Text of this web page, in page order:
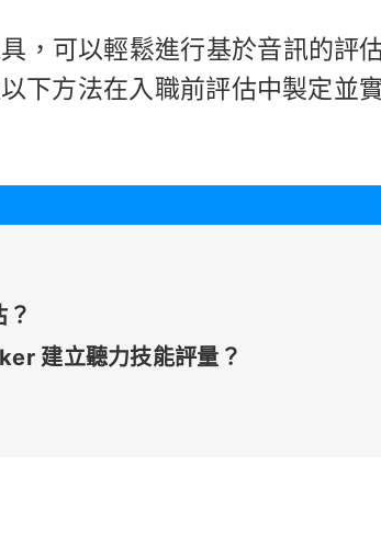
，可以輕鬆進行基於音訊的評
下方法在入職前評估中製定並
建立聽力技能評量？